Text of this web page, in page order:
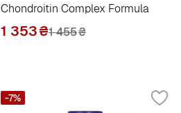
Chondroitin Complex Formula
1 353₴1 455₴
-7%